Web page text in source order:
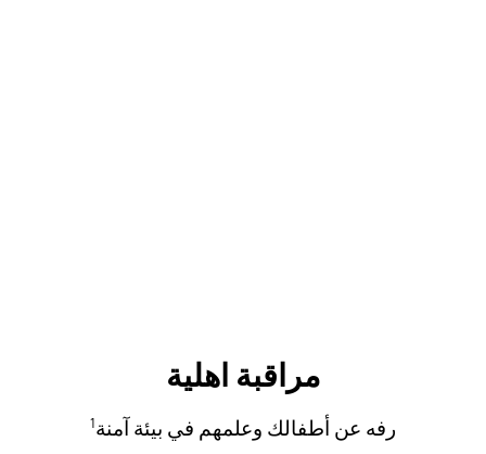
مراقبة اهلية
رفه عن أطفالك وعلمهم في بيئة آمنة1